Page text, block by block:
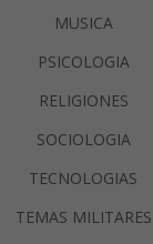
MUSICA
PSICOLOGIA
RELIGIONES
SOCIOLOGIA
TECNOLOGIAS
TEMAS MILITARES